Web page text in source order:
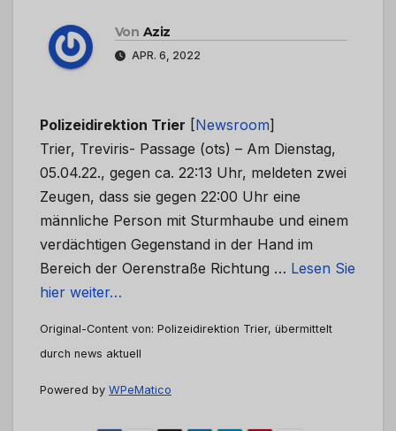
Von Aziz
APR. 6, 2022
Polizeidirektion Trier [Newsroom]
Trier, Treviris- Passage (ots) – Am Dienstag,
05.04.22., gegen ca. 22:13 Uhr, meldeten zwei
Zeugen, dass sie gegen 22:00 Uhr eine
männliche Person mit Sturmhaube und einem
verdächtigen Gegenstand in der Hand im
Bereich der Oerenstraße Richtung … Lesen Sie
hier weiter…
Original-Content von: Polizeidirektion Trier, übermittelt
durch news aktuell
Powered by WPeMatico